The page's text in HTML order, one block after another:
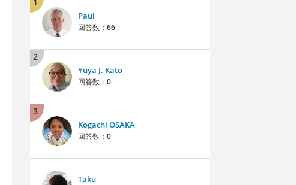
Paul
回答数： 66
2
Yuya J. Kato
回答数： 0
3
Kogachi OSAKA
回答数： 0
Taku